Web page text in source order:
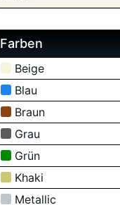
Farben
Beige
Blau
Braun
Grau
Grün
Khaki
Metallic